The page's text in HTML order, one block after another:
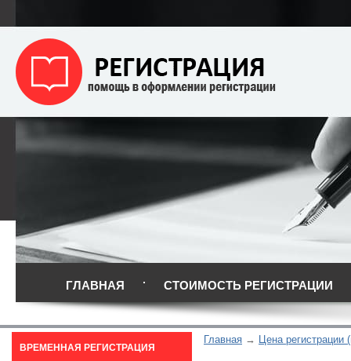
ГЛАВНАЯ СТОИМОСТЬ РЕГИСТРАЦИИ
Главная Цена регистрации
ВРЕМЕННАЯ РЕГИСТРАЦИЯ